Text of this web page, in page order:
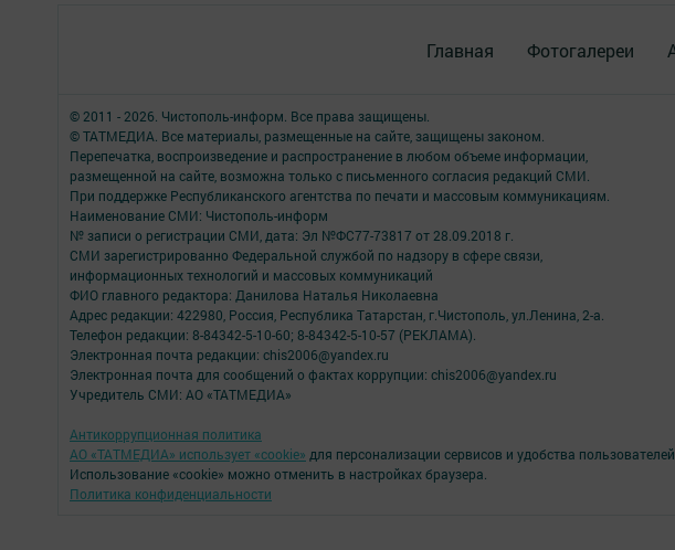
Главная Фотогалереи
© 2011 - 2026. Чистополь-информ. Все права защищены.
© ТАТМЕДИА. Все материалы, размещенные на сайте, защищены законом.
Перепечатка, воспроизведение и распространение в любом объеме информации,
размещенной на сайте, возможна только с письменного согласия редакций СМИ.
При поддержке Республиканского агентства по печати и массовым коммуникациям.
Наименование СМИ: Чистополь-информ
№ записи о регистрации СМИ, дата: Эл №ФС77-73817 от 28.09.2018 г.
СМИ зарегистрированно Федеральной службой по надзору в сфере связи,
информационных технологий и массовых коммуникаций
ФИО главного редактора: Данилова Наталья Николаевна
Адрес редакции: 422980, Россия, Республика Татарстан, г.Чистополь, ул.Ленина, 2-а.
Телефон редакции: 8-84342-5-10-60; 8-84342-5-10-57 (РЕКЛАМА).
Электронная почта редакции: chis2006@yandex.ru
Электронная почта для сообщений о фактах коррупции: chis2006@yandex.ru
Учредитель СМИ: АО «ТАТМЕДИА»
Антикоррупционная политика
АО «ТАТМЕДИА» использует «cookie» для персонализации сервисов и удобства
Использование «cookie» можно отменить в настройках браузера.
Политика конфиденциальности